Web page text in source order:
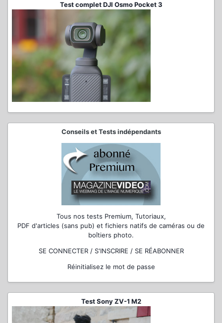
Test complet DJI Osmo Pocket 3
Conseils et Tests indépendants
Tous nos tests Premium, Tutoriaux,
PDF d'articles (sans pub) et fichiers natifs de caméras ou de
boîtiers photo.
SE CONNECTER / S'INSCRIRE / SE RÉABONNER
Réinitialisez le mot de passe
Test Sony ZV-1 M2